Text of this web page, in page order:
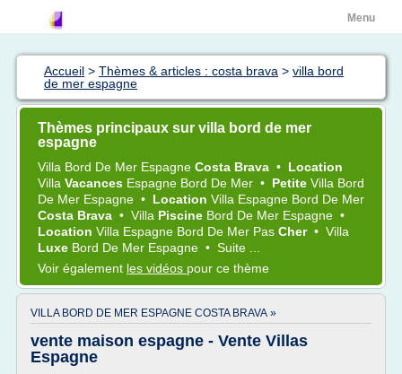
Menu
Accueil > Thèmes & articles : costa brava > villa bord
de mer espagne
Thèmes principaux sur villa bord de mer
espagne
Villa Bord De Mer Espagne Costa Brava • Location
Villa Vacances Espagne Bord De Mer • Petite Villa Bord
De Mer Espagne • Location Villa Espagne Bord De Mer
Costa Brava • Villa Piscine Bord De Mer Espagne •
Location Villa Espagne Bord De Mer Pas Cher • Villa
Luxe Bord De Mer Espagne • Suite ...
Voir également les vidéos pour ce thème
VILLA BORD DE MER ESPAGNE COSTA BRAVA »
vente maison espagne - Vente Villas
Espagne